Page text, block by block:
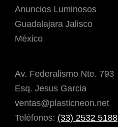
Anuncios Luminosos
Guadalajara Jalisco
México
Av. Federalismo Nte. 793
Esq. Jesus Garcia
ventas@plasticneon.net
Teléfonos: (33) 2532 5188